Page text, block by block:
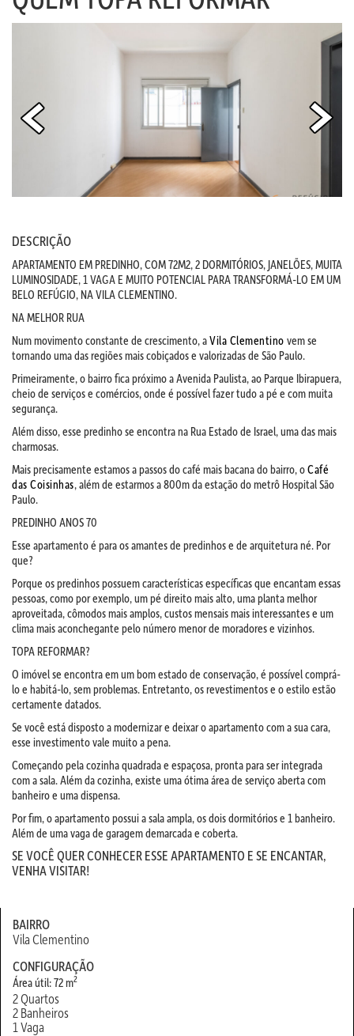
DESCRIÇÃO
APARTAMENTO EM PREDINHO, COM 72M2, 2 DORMITÓRIOS, JANELÕES, MUITA
LUMINOSIDADE, 1 VAGA E MUITO POTENCIAL PARA TRANSFORMÁ-LO EM UM
BELO REFÚGIO, NA VILA CLEMENTINO.
NA MELHOR RUA
Num movimento constante de crescimento, aVila Clementino vem se
tornando uma das regiões mais cobiçados e valorizadas de São Paulo.
Primeiramente, o bairro fica próximo a Avenida Paulista, ao Parque Ibirapuera,
cheio de serviços e comércios, onde é possível fazer tudo a pé e com muita
segurança.
Além disso, esse predinho se encontra na Rua Estado de Israel, uma das mais
charmosas.
Mais precisamente estamos a passos do café mais bacana do bairro, oCafé
das Coisinhas, além de estarmos a 800m da estação do metrô Hospital São
Paulo.
PREDINHO ANOS 70
Esse apartamento é para os amantes de predinhos e de arquitetura né. Por
que?
Porque os predinhos possuem características específicas que encantam essas
pessoas, como por exemplo, um pé direito mais alto, uma planta melhor
aproveitada, cômodos mais amplos, custos mensais mais interessantes e um
clima mais aconchegante pelo número menor de moradores e vizinhos.
TOPA REFORMAR?
O imóvel se encontra em um bom estado de conservação, é possível comprá-
lo e habitá-lo, sem problemas. Entretanto, os revestimentos e o estilo estão
certamente datados.
Se você está disposto a modernizar e deixar o apartamento com a sua cara,
esse investimento vale muito a pena.
Começando pela cozinha quadrada e espaçosa, pronta para ser integrada
com a sala. Além da cozinha, existe uma ótima área de serviço aberta com
banheiro e uma dispensa.
Por fim, o apartamento possui a sala ampla, os dois dormitórios e 1 banheiro.
Além de uma vaga de garagem demarcada e coberta.
SE VOCÊ QUER CONHECER ESSE APARTAMENTO E SE ENCANTAR,
VENHA VISITAR!
BAIRRO
Vila Clementino
CONFIGURAÇÃO
Área útil: 72 m2
2 Quartos
2 Banheiros
1 Vaga